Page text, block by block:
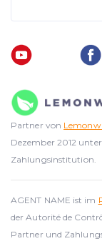
Partner von
Dezember 2012
Zahlungsinstitution.
AGENT NAME ist im
der Autorité de
Partner und